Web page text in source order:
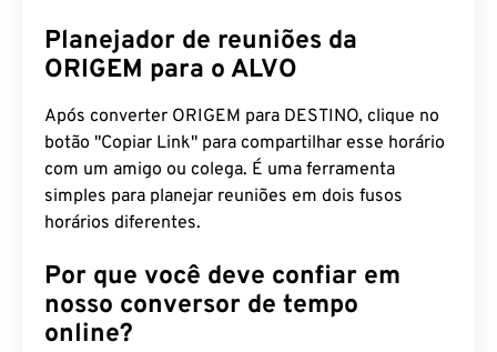
Planejador de reuniões da
ORIGEM para o ALVO
Após converter ORIGEM para DESTINO, clique no
botão "Copiar Link" para compartilhar esse horário
com um amigo ou colega. É uma ferramenta
simples para planejar reuniões em dois fusos
horários diferentes.
Por que você deve confiar em
nosso conversor de tempo
online?